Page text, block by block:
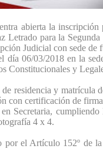
abierta la
Letrado para la
Judicial con sede de
día 06/03/2018 en la
y
residencia y
con certificación de
Secretaria,
4 x 4.
por el Artículo 152º de